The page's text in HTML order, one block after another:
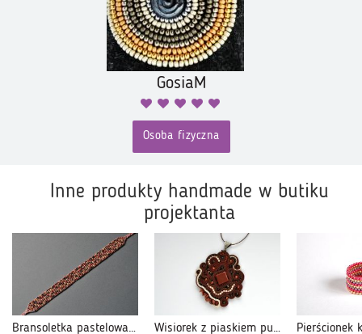
GosiaM
Osoba fizyczna
Inne produkty handmade w butiku
projektanta
Bransoletka pastelowa 4 Wisiorek z piaskiem pustyni